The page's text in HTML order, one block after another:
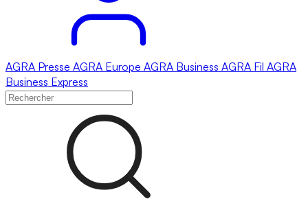
AGRA Presse AGRA Europe AGRA Business AGRA Fil AGRA
Business Express